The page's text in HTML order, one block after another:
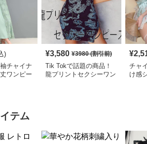
)
チャイナ
ワンピー
¥3,580 ¥3980(割引前)
Tik Tokで話題の商品！
龍プリントセクシーワン
¥
チャ
け感
テム